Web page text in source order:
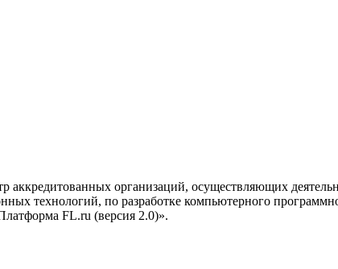
организаций, осуществляющих
технологий, по разработке компьютерного
FL.ru (версия 2.0)».